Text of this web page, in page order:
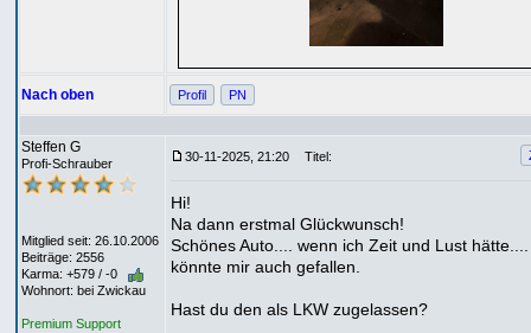
Nach oben Profil PN
Steffen G
Profi-Schrauber
Mitglied seit: 26.10.2006
Beiträge: 2556
Karma: +579 / -0
Wohnort: bei Zwickau
Premium Support
30-11-2025, 21:20 Titel:
Hi!
Na dann erstmal Glückwunsch!
Schönes Auto.... wenn ich Zeit und Lust hätte....
könnte mir auch gefallen.
Hast du den als LKW zugelassen?